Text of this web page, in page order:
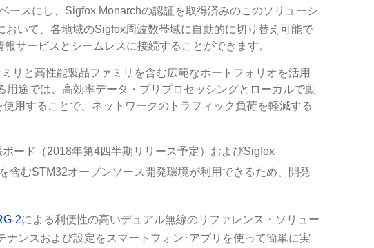
ースにし、Sigfox Monarchの認証を取得済みのこのソリューシ
いて、各地域のSigfox周波数帯域に自動的に切り替え可能で
サービスとシームレスに接続することができます。
リと高性能製品ファミリを含む広範なポートフォリオを活用
途では、高効率データ・プリプロセッシングとローカルで動
用することで、ネットワークのトラフィック負荷を軽減する
ード（2018年第4四半期リリース予定）およびSigfox
を含むSTM32オープンソース開発環境が利用できるため、開発
2による利便性の高いデュアル無線のリファレンス・ソリュー
ンスおよび設定をスマートフォン･アプリを使って簡単に実